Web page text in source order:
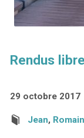
Rendus
29 octobre 2017
Jean,